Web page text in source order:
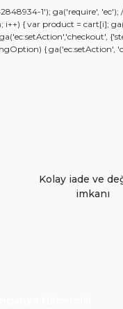
ederiz.
görüntülenemiyor.
olmalı.
1'); ga('require',
i++) { var product = cart[i];
{ ga('ec:setAction',
Kolay iade ve
imkanı